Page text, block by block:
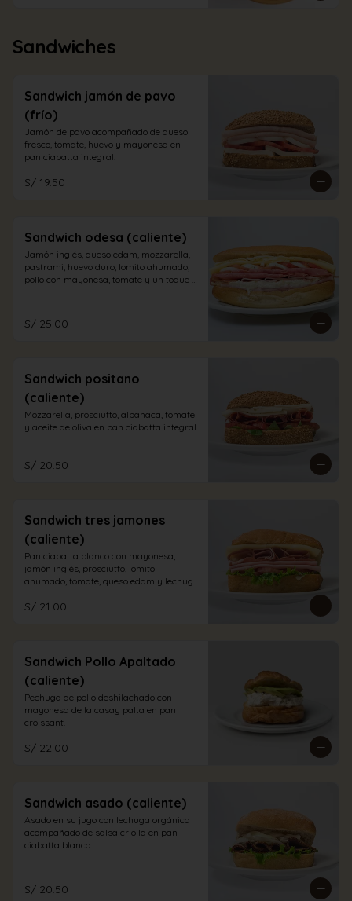
Sandwiches
Sandwich jamón de pavo
(frío)
Jamón de pavo acompañado de queso
fresco, tomate, huevo y mayonesa en
pan ciabatta integral.
S/ 19.50
Sandwich odesa (caliente)
Jamón inglés, queso edam, mozzarella,
pastrami, huevo duro, lomito ahumado,
pollo con mayonesa, tomate y un toque
S/ 25.00
Sandwich positano
(caliente)
Mozzarella, prosciutto, albahaca, tomate
y aceite de oliva en pan ciabatta integral.
S/ 20.50
Sandwich tres jamones
(caliente)
Pan ciabatta blanco con mayonesa,
jamón inglés, prosciutto, lomito
ahumado, tomate, queso edam y lechuga
S/ 21.00
Sandwich Pollo Apaltado
(caliente)
Pechuga de pollo deshilachado con
mayonesa de la casay palta en pan
croissant.
S/ 22.00
Sandwich asado (caliente)
Asado en su jugo con lechuga orgánica
acompañado de salsa criolla en pan
ciabatta blanco.
S/ 20.50